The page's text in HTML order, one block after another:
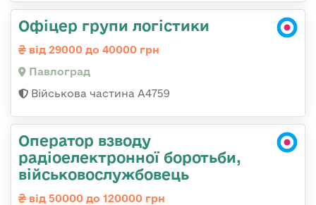
Офіцер групи логістики
від 29000 до 40000 грн
Павлоград
Військова частина А4759
Оператор взводу
радіоелектронної боротьби,
військовослужбовець
від 50000 до 120000 грн